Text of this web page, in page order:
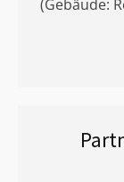
(Gebäude: